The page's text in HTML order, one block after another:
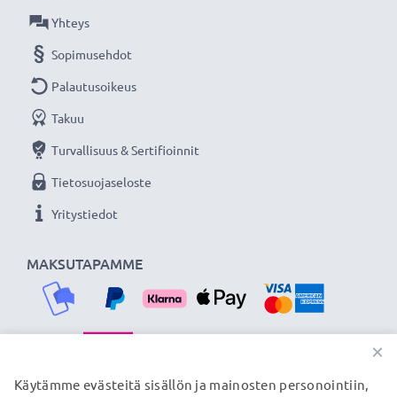
verkkokauppa, joka tarjoaa laadukkaita tuotteita, ja
siksi tarjoamme 36 kuukauden takuun!
MAKSUTAPAMME
Yhteys
Sopimusehdot
Palautusoikeus
Takuu
Turvallisuus & Sertifioinnit
Tietosuojaseloste
Yritystiedot
TOIMITUSKUMPPANIMME
×
Käytämme evästeitä sisällön ja mainosten personointiin,